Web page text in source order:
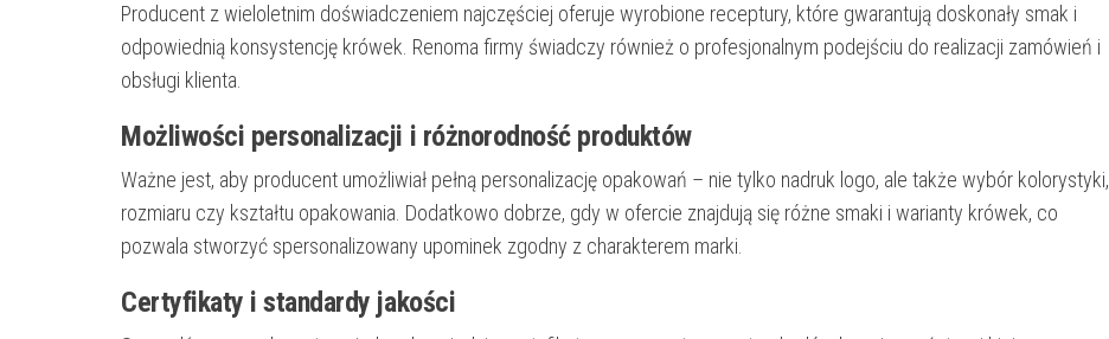
Producent z wieloletnim doświadczeniem najczęściej oferuje wyrobione receptury, które gwarantują doskonały smak i
odpowiednią konsystencję krówek. Renoma firmy świadczy również o profesjonalnym podejściu do realizacji zamówień i
obsługi klienta.
Możliwości personalizacji i różnorodność produktów
Ważne jest, aby producent umożliwiał pełną personalizację opakowań – nie tylko nadruk logo, ale także wybór kolorystyki,
rozmiaru czy kształtu opakowania. Dodatkowo dobrze, gdy w ofercie znajdują się różne smaki i warianty krówek, co
pozwala stworzyć spersonalizowany upominek zgodny z charakterem marki.
Certyfikaty i standardy jakości